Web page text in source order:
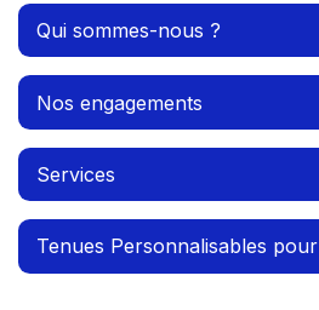
Qui sommes-nous ?
Nos engagements
Services
Tenues Personnalisables pour